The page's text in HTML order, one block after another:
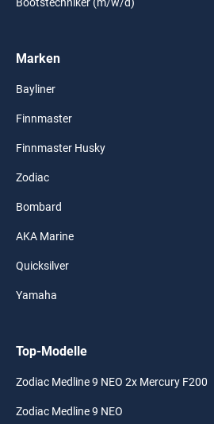
Marken
Bayliner
Finnmaster
Finnmaster Husky
Zodiac
Bombard
AKA Marine
Quicksilver
Yamaha
Top-Modelle
Zodiac Medline 9 NEO 2x Mercury F200
Zodiac Medline 9 NEO